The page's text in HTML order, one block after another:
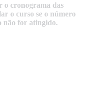
o cronograma das
o curso se o número
não for atingido.